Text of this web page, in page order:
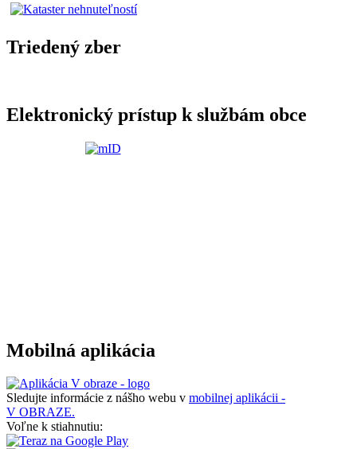
Triedený zber
Elektronický prístup k službám obce
Mobilná aplikácia
Sledujte informácie z nášho webu v mobilnej aplikácii -
V OBRAZE.
Voľne k stiahnutiu: